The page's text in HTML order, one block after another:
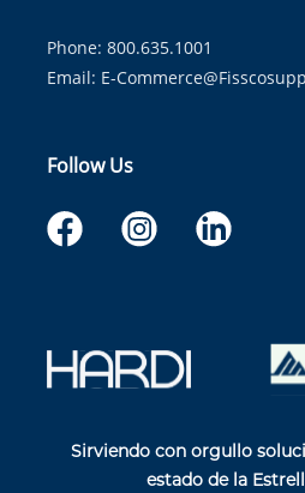
Phone: 800.635.1001
Email: E-
Follow Us
Sirviendo con orgullo
estado de la